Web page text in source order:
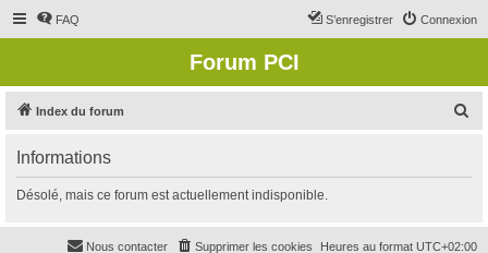
FAQ Connexion
S’enregistrer
Forum PCI
Index du forum
r
Informations
Désolé, mais ce forum est actuellement indisponible.
Heures au format UTC+02:00
Supprimer les cookies
Nous contacter